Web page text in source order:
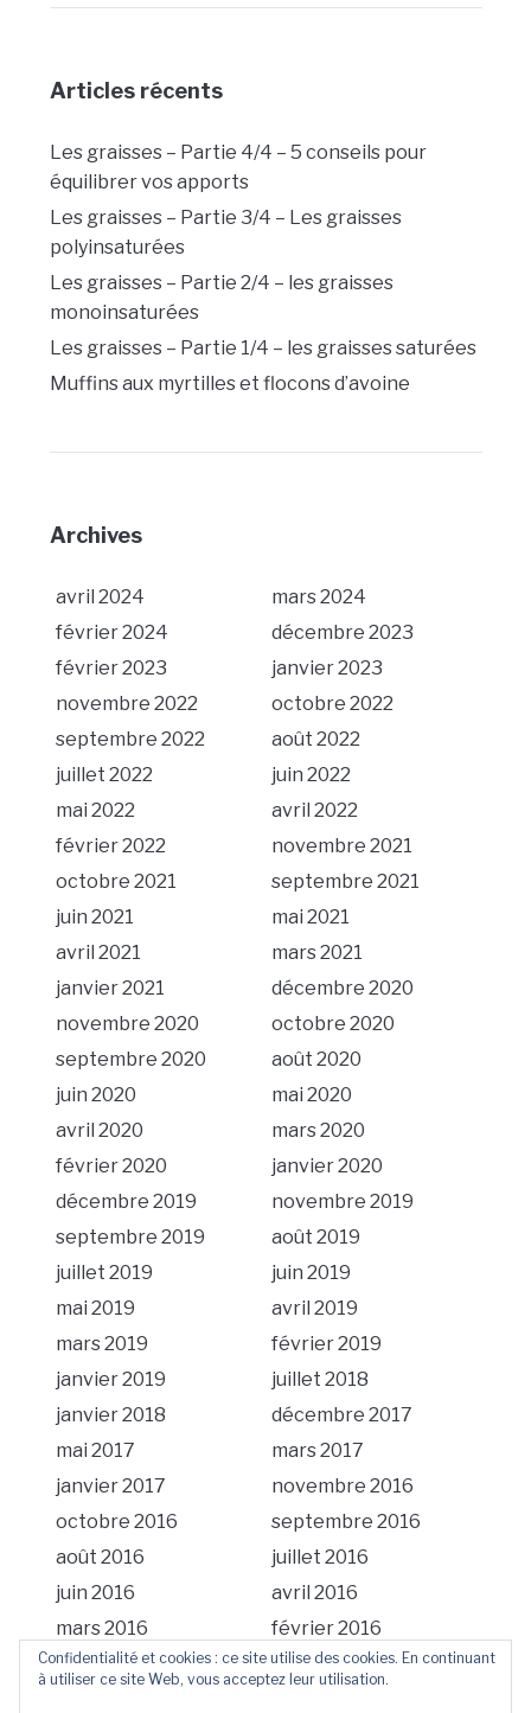
Articles récents
Les graisses – Partie 4/4 – 5 conseils pour
équilibrer vos apports
Les graisses – Partie 3/4 – Les graisses
polyinsaturées
Les graisses – Partie 2/4 – les graisses
monoinsaturées
Les graisses – Partie 1/4 – les graisses saturées
Muffins aux myrtilles et flocons d’avoine
Archives
avril 2024
mars 2024
février 2024
décembre 2023
février 2023
janvier 2023
novembre 2022
octobre 2022
septembre 2022
août 2022
juillet 2022
juin 2022
mai 2022
avril 2022
février 2022
novembre 2021
octobre 2021
septembre 2021
juin 2021
mai 2021
avril 2021
mars 2021
janvier 2021
décembre 2020
novembre 2020
octobre 2020
septembre 2020
août 2020
juin 2020
mai 2020
avril 2020
mars 2020
février 2020
janvier 2020
décembre 2019
novembre 2019
septembre 2019
août 2019
juillet 2019
juin 2019
mai 2019
avril 2019
mars 2019
février 2019
janvier 2019
juillet 2018
janvier 2018
décembre 2017
mai 2017
mars 2017
janvier 2017
novembre 2016
octobre 2016
septembre 2016
août 2016
juillet 2016
juin 2016
avril 2016
mars 2016
février 2016
Confidentialité et cookies : ce site utilise des cookies. En continuant
à utiliser ce site Web, vous acceptez leur utilisation.